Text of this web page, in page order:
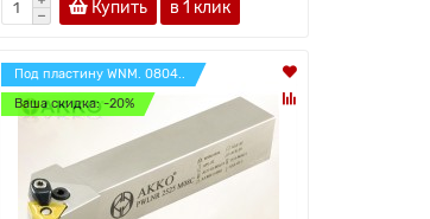
Купить в 1 клик
Под пластину WNM. 0804..
Ваша скидка: -20%